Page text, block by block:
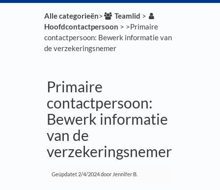
Alle categorieën​>​ ​Teamlid ​ > ​
Hoofdcontactpersoon ​ > ​ ​>​ Primaire
contactpersoon: Bewerk informatie van
de verzekeringsnemer
Primaire
contactpersoon:
Bewerk informatie
van de
verzekeringsnemer
Geüpdatet 2/4/2024door Jennifer B.